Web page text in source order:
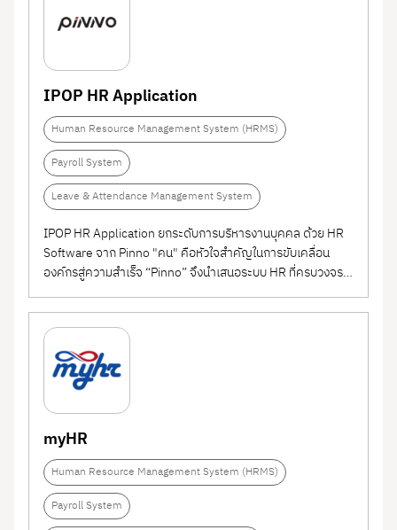
IPOP HR Application
Human Resource Management System (HRMS)
Payroll System
Leave & Attendance Management System
IPOP HR Application ยกระดับการบริหารงานบุคคล ด้วย HR
Software จาก Pinno "คน" คือหัวใจสำคัญในการขับเคลื่อน
องค์กรสู่ความสำเร็จ “Pinno” จึงนำเสนอระบบ HR ที่ครบวงจร
ทันสมัย และยืดหยุ่นสำหรับทุกขนาดธุรกิจ Pinno เข้าใจความ
ท้าทายในการบริหารบุคลากรทุกระดับจึงออกแบบโซลูชันที่ทำให้
งาน HR ไม่ใช่เรื่องยุ่งยากอีกต่อไป...
myHR
Human Resource Management System (HRMS)
Payroll System